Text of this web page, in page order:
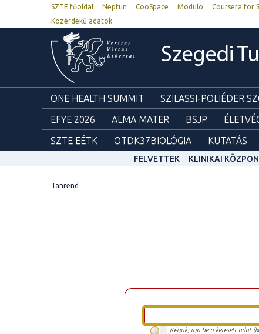
SZTE főoldal Neptun CooSpace Modulo Coursera for
Közérdekű adatok
Szegedi
ONE HEALTH SUMMIT SZILASSI-POLIÉDER
EFYE 2026
ALMA MATER BSJP
SZTE EÉTK
OTDK37BIOLÓGIA KUTATÁS
FELVETTEK KLINIKAI
Tanrend
Kérjük, írja be a keresett adat